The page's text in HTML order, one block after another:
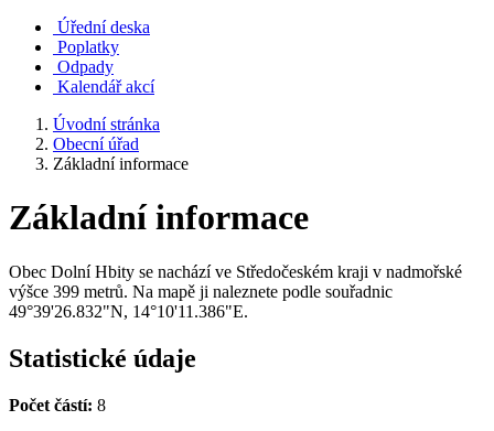
Úřední deska
Poplatky
Odpady
Kalendář akcí
Úvodní stránka
Obecní úřad
Základní informace
Základní informace
Obec Dolní Hbity se nachází ve Středočeském kraji v nadmořské
výšce 399 metrů. Na mapě ji naleznete podle souřadnic
49°39'26.832"N, 14°10'11.386"E.
Statistické údaje
Počet částí: 8